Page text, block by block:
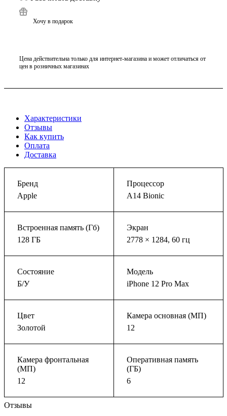
Хочу в подарок
Цена действительна только для интернет-магазина и может отличаться от
цен в розничных магазинах
Характеристики
Отзывы
Как купить
Оплата
Доставка
Бренд
Apple
Процессор
A14 Bionic
Встроенная память (Гб)
128 ГБ
Экран
2778 × 1284, 60 гц
Состояние
Б/У
Модель
iPhone 12 Pro Max
Цвет
Золотой
Камера основная (МП)
12
Камера фронтальная
(МП)
12
Оперативная память
(ГБ)
6
Отзывы